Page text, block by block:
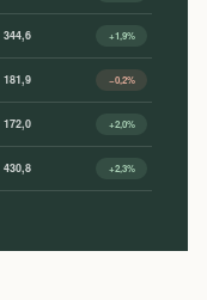
344,6 +1,9%
181,9 −0,2%
172,0 +2,0%
430,8 +2,3%